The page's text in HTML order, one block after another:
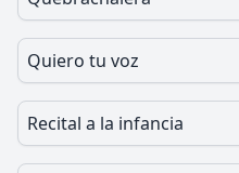
Quiero tu voz
Recital a la infancia